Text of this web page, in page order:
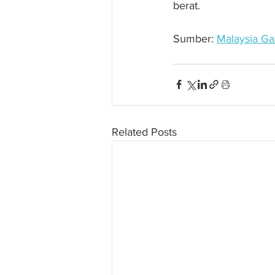
berat.
Sumber: Malaysia
Related Posts